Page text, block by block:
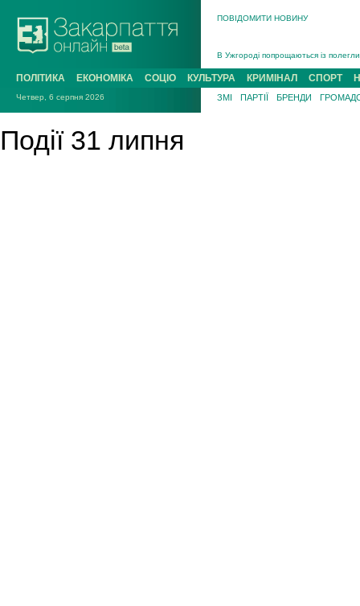
ПОВІДОМИТИ НОВИНУ
В Ужгороді попрощаються із
В Ужгороді 5 серпня
Підтвердили загибель захисника
На війні з рф поліг військовий з
ПОЛІТИКА ЕКОНОМІКА СОЦІО КУЛЬТУРА КРИМІНАЛ СПОРТ
Четвер, 6 серпня 2026 ЗМІ ПАРТІЇ БРЕНДИ
Події 31 липня